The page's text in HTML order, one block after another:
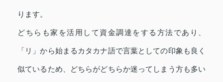
ります。
どちらも家を活用して資金調達をする方法であり、
「リ」から始まるカタカナ語で言葉としての印象も良く
似ているため、どちらがどちらか迷ってしまう方も多い